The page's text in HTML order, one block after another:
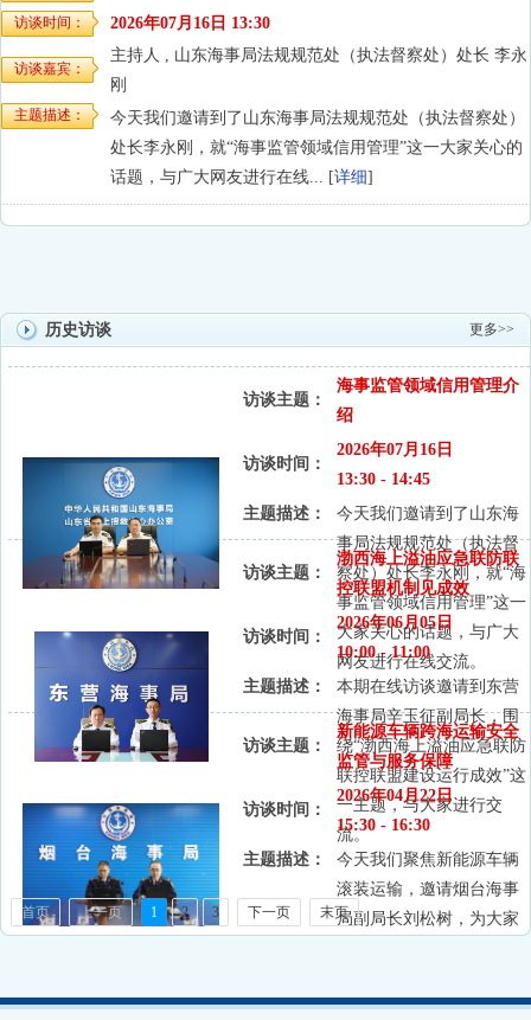
访谈时间： 2026年07月16日 13:30
访谈嘉宾：
主持人 , 山东海事局法规规范处（执法督察处）处长 李永
刚
主题描述：
今天我们邀请到了山东海事局法规规范处（执法督察处）
处长李永刚，就“海事监管领域信用管理”这一大家关心的
话题，与广大网友进行在线... [详细]
历史访谈 更多>>
访谈主题：
海事监管领域信用管理介
绍
访谈时间：
2026年07月16日
13:30 - 14:45
主题描述：
今天我们邀请到了山东海
事局法规规范处（执法督
察处）处长李永刚，就“海
事监管领域信用管理”这一
大家关心的话题，与广大
网友进行在线交流。
访谈主题：
渤西海上溢油应急联防联
控联盟机制见成效
访谈时间：
2026年06月05日
10:00 - 11:00
主题描述：
本期在线访谈邀请到东营
海事局辛玉征副局长，围
绕“渤西海上溢油应急联防
联控联盟建设运行成效”这
一主题，与大家进行交
流。
访谈主题：
新能源车辆跨海运输安全
监管与服务保障
访谈时间：
2026年04月22日
15:30 - 16:30
主题描述：
今天我们聚焦新能源车辆
滚装运输，邀请烟台海事
局副局长刘松树，为大家
的内容。
首页 上一页 1 2 3 下一页 末页